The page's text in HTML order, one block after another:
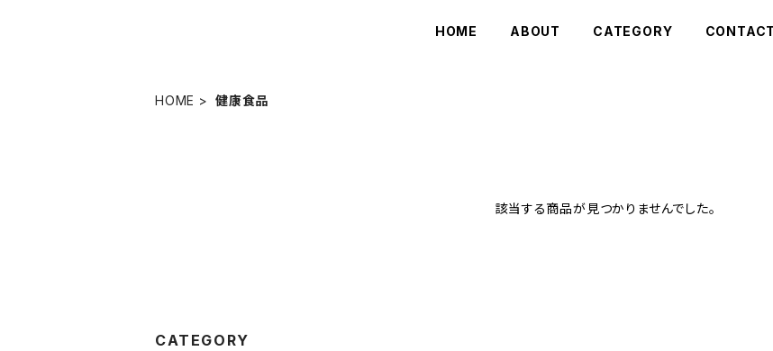
HOME ABOUT CATEGORY CONTACT
HOME 健康食品
該当する商品が見つかりませんでした。
CATEGORY